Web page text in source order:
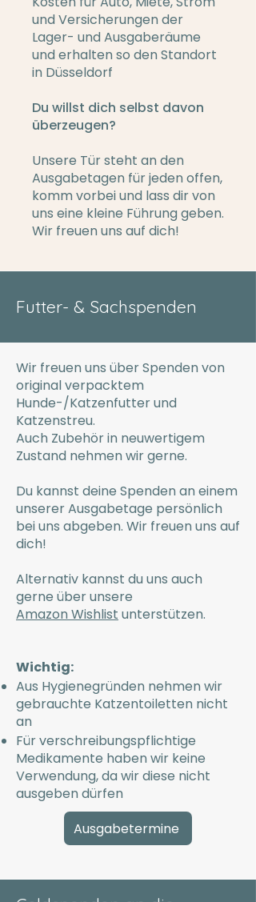
und Versicherungen der
Lager- und Ausgaberäume
und erhalten so den Standort
in Düsseldorf
Du willst dich selbst davon
überzeugen?
Unsere Tür steht an den
Ausgabetagen für jeden offen,
komm vorbei und lass dir von
uns eine kleine Führung geben.
Wir freuen uns auf dich!
Futter- & Sachspenden
Wir freuen uns über Spenden von
original verpacktem
Hunde-/Katzenfutter und
Katzenstreu.
Auch Zubehör in neuwertigem
Zustand nehmen wir gerne.
Du kannst deine Spenden an einem
unserer Ausgabetage persönlich
bei uns abgeben. Wir freuen uns auf
dich!
Alternativ kannst du uns auch
gerne über unsere
Amazon Wishlist unterstützen.
Wichtig:
Aus Hygienegründen nehmen wir
gebrauchte Katzentoiletten nicht
an
Für verschreibungspflichtige
Medikamente haben wir keine
Verwendung, da wir diese nicht
ausgeben dürfen
Ausgabetermine